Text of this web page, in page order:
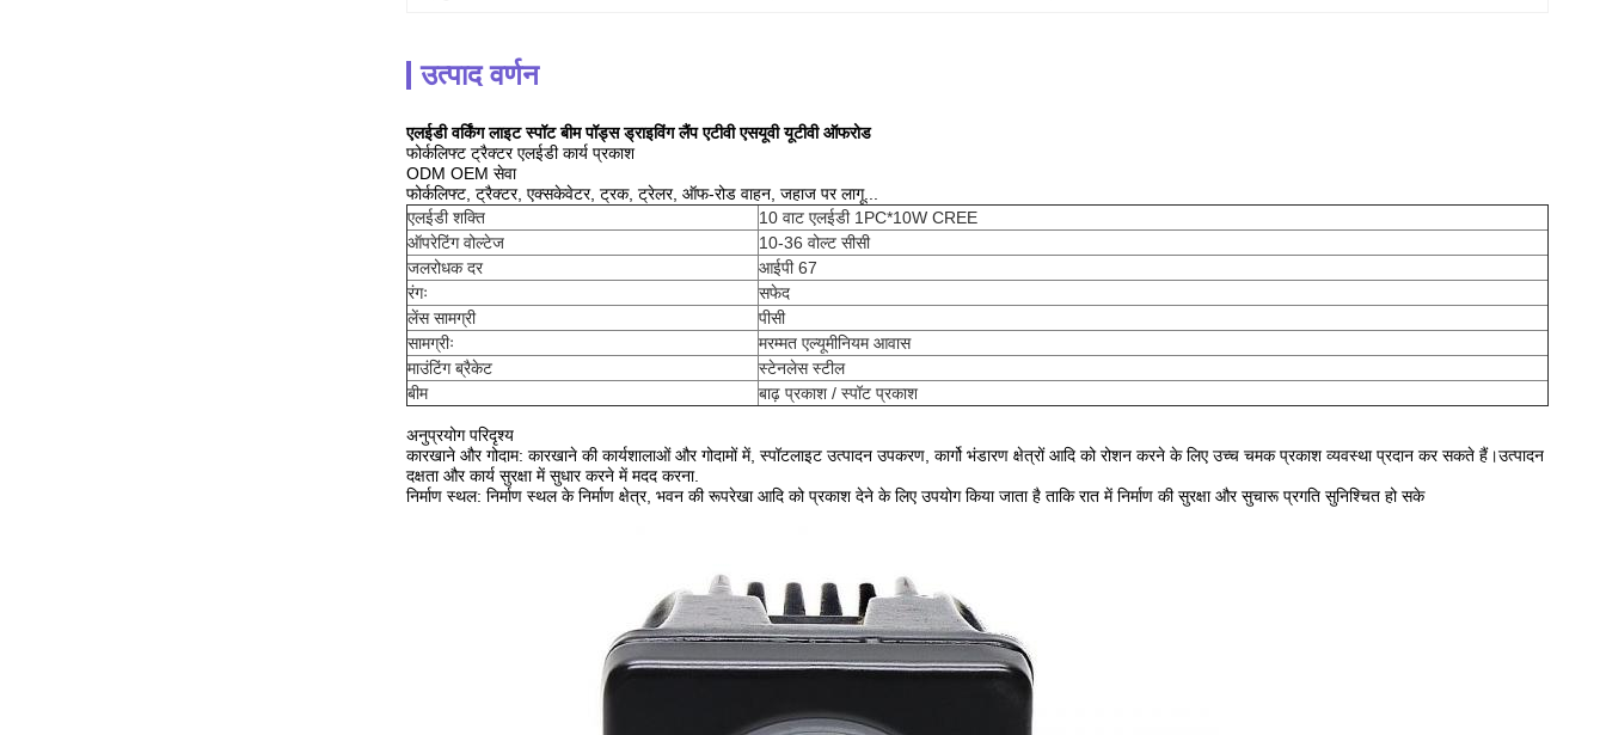
उत्पाद वर्णन
एलईडी वर्किंग लाइट स्पॉट बीम पॉड्स ड्राइविंग लैंप एटीवी एसयूवी यूटीवी ऑफरोड
फोर्कलिफ्ट ट्रैक्टर एलईडी कार्य प्रकाश
ODM OEM सेवा
फोर्कलिफ्ट, ट्रैक्टर, एक्सकेवेटर, ट्रक, ट्रेलर, ऑफ-रोड वाहन, जहाज पर लागू...
एलईडी शक्ति
10 वाट एलईडी 1PC*10W CREE
ऑपरेटिंग वोल्टेज
10-36 वोल्ट सीसी
जलरोधक दर
आईपी 67
रंगः
सफेद
लेंस सामग्री
पीसी
सामग्रीः
मरम्मत एल्यूमीनियम आवास
माउंटिंग ब्रैकेट
स्टेनलेस स्टील
बीम
बाढ़ प्रकाश / स्पॉट प्रकाश
अनुप्रयोग परिदृश्य
कारखाने और गोदाम: कारखाने की कार्यशालाओं और गोदामों में, स्पॉटलाइट उत्पादन उपकरण, कार्गो भंडारण क्षेत्रों आदि को रोशन करने के लिए उच्च चमक प्रकाश व्यवस्था प्रदान कर सकते हैं।उत्पादन
दक्षता और कार्य सुरक्षा में सुधार करने में मदद करना.
निर्माण स्थल: निर्माण स्थल के निर्माण क्षेत्र, भवन की रूपरेखा आदि को प्रकाश देने के लिए उपयोग किया जाता है ताकि रात में निर्माण की सुरक्षा और सुचारू प्रगति सुनिश्चित हो सके